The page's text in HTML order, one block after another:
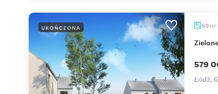
UKOŃCZONA 59 m2
579
Łódź,